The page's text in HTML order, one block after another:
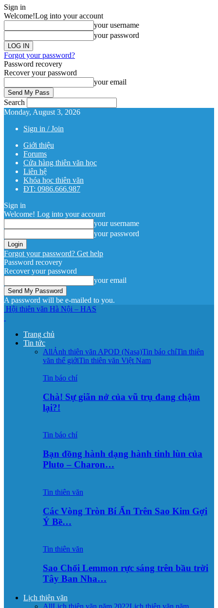
Sign in
Welcome!Log into your account
your username
your password
Forgot your password?
Password recovery
Recover your password
your email
Search
Monday, August 3, 2026
Sign in / Join
Giới thiệu
Forums
Cửa hàng thiên văn học
Liên hệ
Khóa học thiên văn
ĐT: 0986.666.987
Sign in
Welcome! Log into your account
your username
your password
Forgot your password? Get help
Password recovery
Recover your password
your email
A password will be e-mailed to you.
Hội thiên văn Hà Nội – HAS
Trang chủ
Tin tức
AllẢnh thiên văn APOD (Nasa)Tin báo chíTin thiên
văn thế giớiTin thiên văn Việt Nam
Tin báo chí
Chà! Sự giãn nở của vũ trụ đang chậm
lại?!
Tin báo chí
Bạn đồng hành dạng hành tinh lùn của
Pluto – Charon…
Tin thiên văn
Các Vòng Tròn Bí Ẩn Trên Sao Kim Gợi
Ý Bề…
Tin thiên văn
Sao Chổi Lemmon rực sáng trên bầu trời
Tây Ban Nha…
Lịch thiên văn
AllLịch thiên văn năm 2022Lịch thiên văn năm